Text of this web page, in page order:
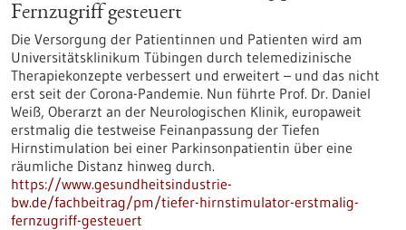
Fernzugriff gesteuert
Die Versorgung der Patientinnen und Patienten wird am
Universitätsklinikum Tübingen durch telemedizinische
Therapiekonzepte verbessert und erweitert – und das nicht
erst seit der Corona-Pandemie. Nun führte Prof. Dr. Daniel
Weiß, Oberarzt an der Neurologischen Klinik, europaweit
erstmalig die testweise Feinanpassung der Tiefen
Hirnstimulation bei einer Parkinsonpatientin über eine
räumliche Distanz hinweg durch.
https://www.gesundheitsindustrie-
bw.de/fachbeitrag/pm/tiefer-hirnstimulator-erstmalig-
fernzugriff-gesteuert